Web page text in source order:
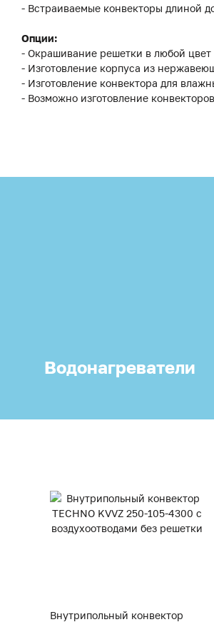
- Встраиваемые конвекторы длиной
Опции:
- Окрашивание решетки в любой цвет
- Изготовление корпуса из
- Изготовление конвектора для
- Возможно изготовление
Водонагреватели
Внутрипольный конвектор